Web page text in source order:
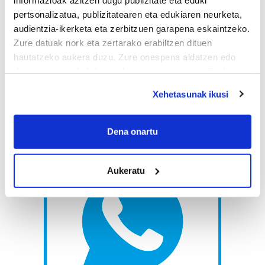
pertsonalizatua, publizitatearen eta edukiaren neurketa,
audientzia-ikerketa eta zerbitzuen garapena eskaintzeko.
Zure datuak nork eta zertarako erabiltzen dituen
hautatzeko aukera duzu. Zure onespena aldatzen edo
If you allow, we would also like to:
Collect information about your geographical
meters
Identify your device by actively scanning it for
specific characteristics (fingerprinting)
Find out more about how your personal data is processed
and set your preferences in the
details section
Guk eta gure bazkideek zure datu pertsonalak
prozesatzen ditugu, zure IP zenbakia, besteak beste,
Xehetasunak ikusi
Dena onartu
Aukeratu